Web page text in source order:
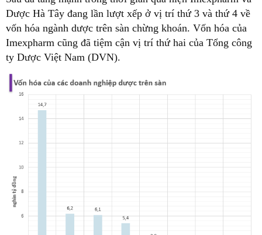
Dược Hà Tây đang lần lượt xếp ở vị trí thứ 3 và thứ 4 về
vốn hóa ngành dược trên sàn chừng khoán. Vốn hóa của
Imexpharm cũng đã tiệm cận vị trí thứ hai của Tổng công
ty Dược Việt Nam (DVN).